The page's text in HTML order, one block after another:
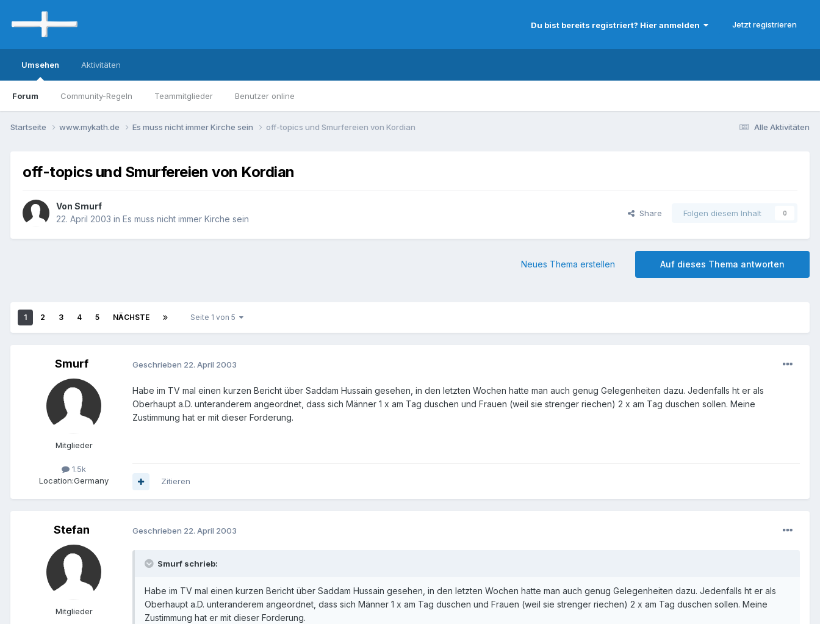
Du bist bereits registriert? Hier anmelden Jetzt registrieren
Umsehen
Forum Community-Regeln Teammitglieder Benutzer online
Aktivitäten
Alle Aktivitäten
Startseite www.mykath.de Es muss nicht immer Kirche sein off-topics und Smurfereien von Kordian
off-topics und Smurfereien von Kordian
Von Smurf
22. April 2003 in Es muss nicht immer Kirche sein
Share Folgen diesem Inhalt 0
Auf dieses Thema antworten
Neues Thema erstellen
1 2 3 4 5 NÄCHSTE Seite 1 von 5
Smurf
Mitglieder
1.5k
Location:Germany
Geschrieben 22. April 2003
Habe im TV mal einen kurzen Bericht über Saddam Hussain gesehen, in den letzten Wochen hatte man auch genug Gelegenheiten dazu. Jedenfalls ht er als
Oberhaupt a.D. unteranderem angeordnet, dass sich Männer 1 x am Tag duschen und Frauen (weil sie strenger riechen) 2 x am Tag duschen sollen. Meine
Zustimmung hat er mit dieser Forderung.
Zitieren
Stefan
Mitglieder
Geschrieben 22. April 2003
Smurf schrieb:
Habe im TV mal einen kurzen Bericht über Saddam Hussain gesehen, in den letzten Wochen hatte man auch genug Gelegenheiten dazu. Jedenfalls ht er als
Oberhaupt a.D. unteranderem angeordnet, dass sich Männer 1 x am Tag duschen und Frauen (weil sie strenger riechen) 2 x am Tag duschen sollen. Meine
Zustimmung hat er mit dieser Forderung.